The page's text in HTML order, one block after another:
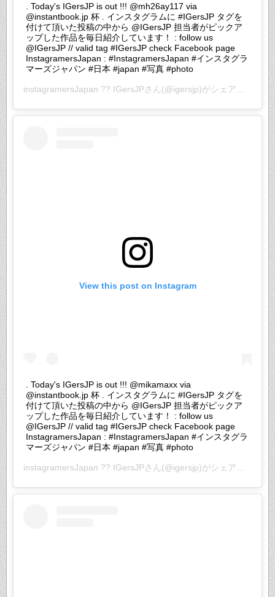
. Today's IGersJP is out !!! @mh26ay117 via
@instantbook.jp 杯 . インスタグラムに #IGersJP タグを
付けて頂いた投稿の中から @IGersJP 担当者がピックア
ップした作品を毎日紹介しています！ : follow us
@IGersJP // valid tag #IGersJP check Facebook page
InstagramersJapan : #InstagramersJapan #インスタグラ
マーズジャパン #日本 #japan #写真 #photo
instagramersJapan ?? IGersJPさん(@igersjp)がシェアした投稿 –
View this post on Instagram
. Today's IGersJP is out !!! @mikamaxx via
@instantbook.jp 杯 . インスタグラムに #IGersJP タグを
付けて頂いた投稿の中から @IGersJP 担当者がピックア
ップした作品を毎日紹介しています！ : follow us
@IGersJP // valid tag #IGersJP check Facebook page
InstagramersJapan : #InstagramersJapan #インスタグラ
マーズジャパン #日本 #japan #写真 #photo
instagramersJapan ?? IGersJPさん(@igersjp)がシェアした投稿 –